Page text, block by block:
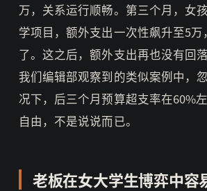
万，关系运行顺畅。第三个月，女
学项目，额外支出一次性飙升至5
了。这之后，额外支出再也没有回
我们编辑部观察到的类似案例中，
况下，后三个月预算超支率在60%
自由，不是说说而已。
老板在女大学生博弈中容